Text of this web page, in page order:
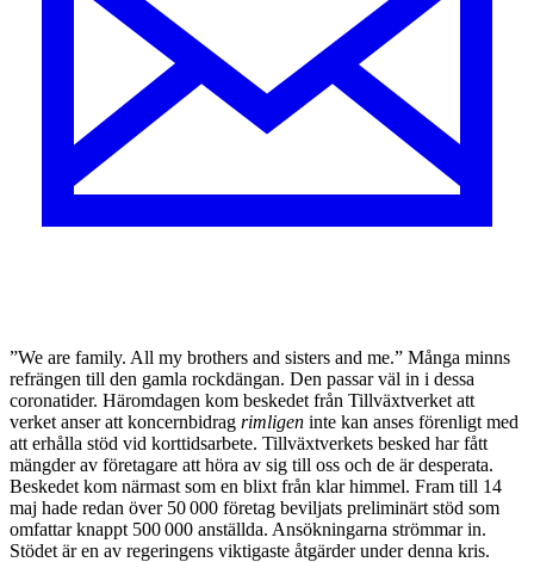
”We are family. All my brothers and sisters and me.” Många minns
refrängen till den gamla rockdängan. Den passar väl in i dessa
coronatider. Häromdagen kom beskedet från Tillväxtverket att
verket anser att koncernbidrag rimligen inte kan anses förenligt med
att erhålla stöd vid korttidsarbete. Tillväxtverkets besked har fått
mängder av företagare att höra av sig till oss och de är desperata.
Beskedet kom närmast som en blixt från klar himmel. Fram till 14
maj hade redan över 50 000 företag beviljats preliminärt stöd som
omfattar knappt 500 000 anställda. Ansökningarna strömmar in.
Stödet är en av regeringens viktigaste åtgärder under denna kris.